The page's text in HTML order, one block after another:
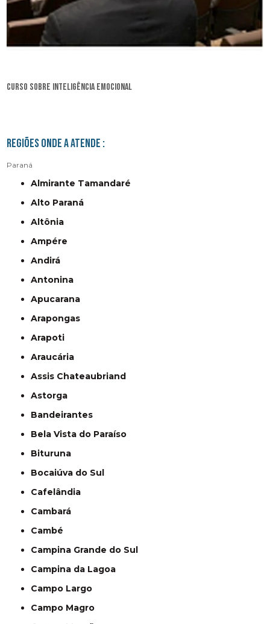
curso sobre inteligência emocional
Regiões onde a atende :
Paraná
Almirante Tamandaré
Alto Paraná
Altônia
Ampére
Andirá
Antonina
Apucarana
Arapongas
Arapoti
Araucária
Assis Chateaubriand
Astorga
Bandeirantes
Bela Vista do Paraíso
Bituruna
Bocaiúva do Sul
Cafelândia
Cambará
Cambé
Campina Grande do Sul
Campina da Lagoa
Campo Largo
Campo Magro